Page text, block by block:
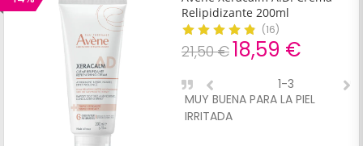
Relipidizante 200ml
(16)
21,50 €18,59 €
MUY BUENA PARA LA PIEL
IRRITADA
1-3